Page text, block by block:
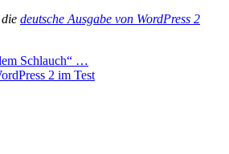
deutsche Ausgabe von WordPress 2
Schlauch“ …
2 im Test